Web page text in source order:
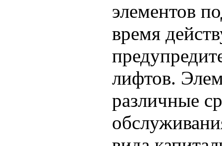
элементов
время
лифтов.
различные